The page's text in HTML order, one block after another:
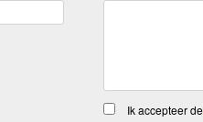
Ik accepteer